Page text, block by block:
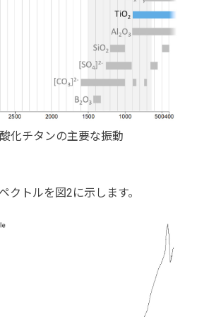
化チタンの主要な振動
クトルを図2に示します。